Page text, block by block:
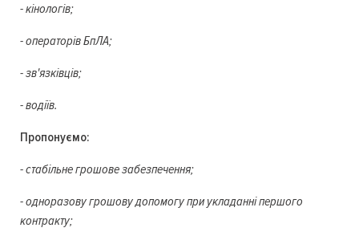
- кінологів;
- операторів БпЛА;
- зв'язківців;
- водіїв.
Пропонуємо:
- стабільне грошове забезпечення;
- одноразову грошову допомогу при укладанні першого
контракту;